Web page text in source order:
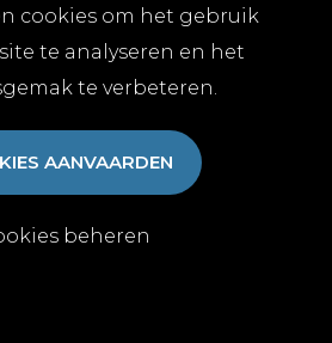
cookies om het gebruik
te analyseren en het
te verbeteren.
AANVAARDEN
beheren